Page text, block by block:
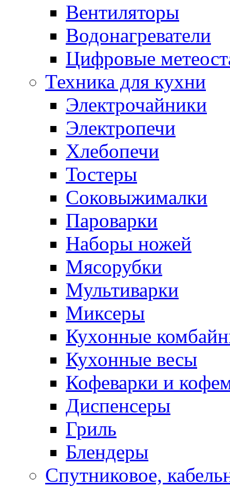
Вентиляторы
Водонагреватели
Цифровые
Техника для кухни
Электрочайники
Электропечи
Хлебопечи
Тостеры
Соковыжималки
Пароварки
Наборы ножей
Мясорубки
Мультиварки
Миксеры
Кухонные
Кухонные весы
Кофеварки и
Диспенсеры
Гриль
Блендеры
Спутниковое,